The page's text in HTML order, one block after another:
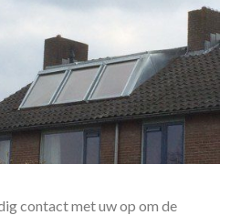
contact met uw op om de